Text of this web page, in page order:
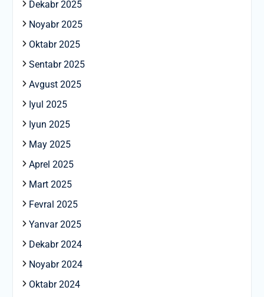
Dekabr 2025
Noyabr 2025
Oktabr 2025
Sentabr 2025
Avgust 2025
Iyul 2025
Iyun 2025
May 2025
Aprel 2025
Mart 2025
Fevral 2025
Yanvar 2025
Dekabr 2024
Noyabr 2024
Oktabr 2024